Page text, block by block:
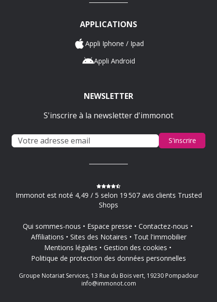
APPLICATIONS
Appli Iphone / Ipad
Appli Android
NEWSLETTER
S'inscrire à la newsletter d'immonot
S'inscrire
Immonot est noté 4,49 / 5 selon 19 507 avis clients Trusted
Shops
Qui sommes-nous Espace presse
Contactez-nous
Affiliations
Sites des Notaires
Tout l'immobilier
Mentions légales
Gestion des cookies
Politique de protection des données personnelles
Groupe Notariat Services, 13 Rue du Bois vert, 19230 Pompadour
info@immonot.com